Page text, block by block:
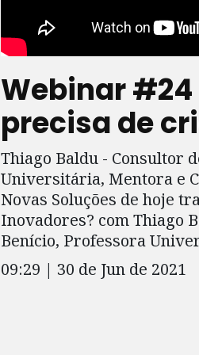
Webinar #24
precisa de
Thiago Baldu - Consultor
Universitária, Mentora e
Novas Soluções de hoje
Inovadores? com Thiago
Benício, Professora
09:29 | 30 de Jun de 2021